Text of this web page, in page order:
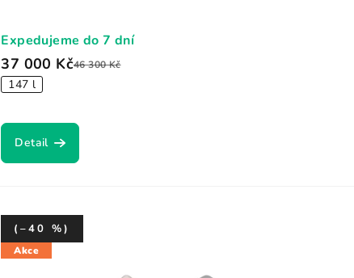
37 000 Kč46 300 Kč
147 l
Expedujeme do 7 dní
Detail
Akce
(–40 %)